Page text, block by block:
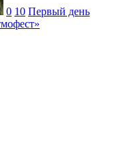
0 10 Первый день